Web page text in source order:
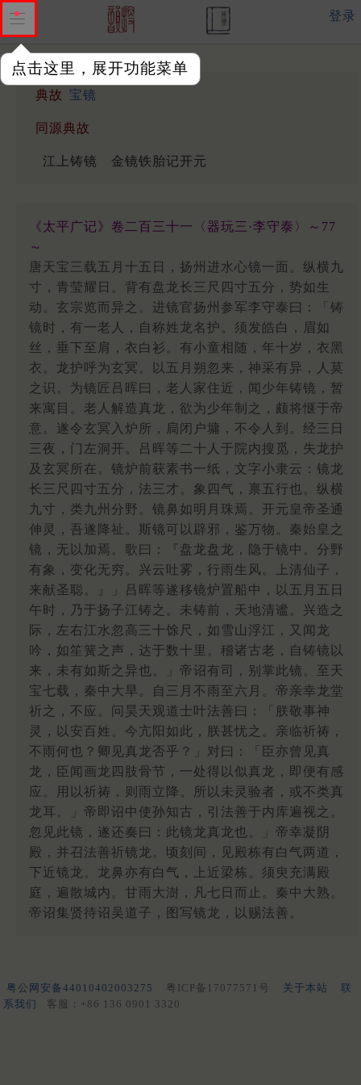
点击这里，展开功能菜单
登录
典故 宝镜
同源典故
江上铸镜 金镜铁胎记开元
《太平广记》卷二百三十一〈器玩三·李守泰〉～77
～
唐天宝三载五月十五日，扬州进水心镜一面。纵横九
寸，青莹耀日。背有盘龙长三尺四寸五分，势如生
动。玄宗览而异之。进镜官扬州参军李守泰曰：「铸
镜时，有一老人，自称姓龙名护。须发皓白，眉如
丝，垂下至肩，衣白衫。有小童相随，年十岁，衣黑
衣。龙护呼为玄冥。以五月朔忽来，神采有异，人莫
之识。为镜匠吕晖曰，老人家住近，闻少年铸镜，暂
来寓目。老人解造真龙，欲为少年制之，颇将惬于帝
意。遂令玄冥入炉所，扃闭户墉，不令人到。经三日
三夜，门左洞开。吕晖等二十人于院内搜觅，失龙护
及玄冥所在。镜炉前获素书一纸，文字小隶云：镜龙
长三尺四寸五分，法三才。象四气，禀五行也。纵横
九寸，类九州分野。镜鼻如明月珠焉。开元皇帝圣通
伸灵，吾遂降祉。斯镜可以辟邪，鉴万物。秦始皇之
镜，无以加焉。歌曰：『盘龙盘龙，隐于镜中。分野
有象，变化无穷。兴云吐雾，行雨生风。上清仙子，
来献圣聪。』」吕晖等遂移镜炉置船中，以五月五日
午时，乃于扬子江铸之。未铸前，天地清谧。兴造之
际，左右江水忽高三十馀尺，如雪山浮江，又闻龙
吟，如笙簧之声，达于数十里。稽诸古老，自铸镜以
来，未有如斯之异也。」帝诏有司，别掌此镜。至天
宝七载，秦中大旱。自三月不雨至六月。帝亲幸龙堂
祈之，不应。问昊天观道士叶法善曰：「朕敬事神
灵，以安百姓。今亢阳如此，朕甚忧之。亲临祈祷，
不雨何也？卿见真龙否乎？」对曰：「臣亦曾见真
龙，臣闻画龙四肢骨节，一处得以似真龙，即便有感
应。用以祈祷，则雨立降。所以未灵验者，或不类真
龙耳。」帝即诏中使孙知古，引法善于内库遍视之。
忽见此镜，遂还奏曰：此镜龙真龙也。」帝幸凝阴
殿，并召法善祈镜龙。顷刻间，见殿栋有白气两道，
下近镜龙。龙鼻亦有白气，上近梁栋。须臾充满殿
庭，遍散城内。甘雨大澍，凡七日而止。秦中大熟。
帝诏集贤待诏吴道子，图写镜龙，以赐法善。
粤公网安备44010402003275 粤ICP备17077571号 关于本站
联
系我们
客服：+86 136 0901 3320